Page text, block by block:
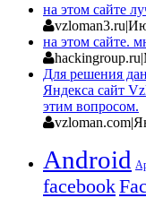
на этом сайте
vzloman3.ru|
на этом сайте.
hackingroup.ru|
Для решения
Яндекса сайт
этим вопросом.
vzloman.com|
Android
facebook